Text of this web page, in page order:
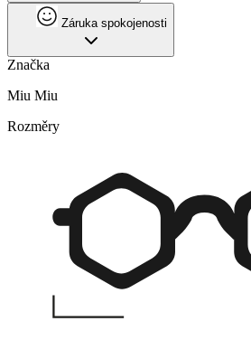
Záruka spokojenosti
Značka
Miu Miu
Rozměry